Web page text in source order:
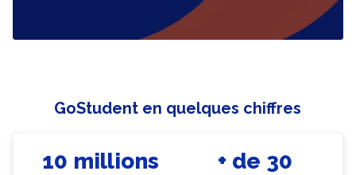
GoStudent en quelques chiffres
10 millions + de 30